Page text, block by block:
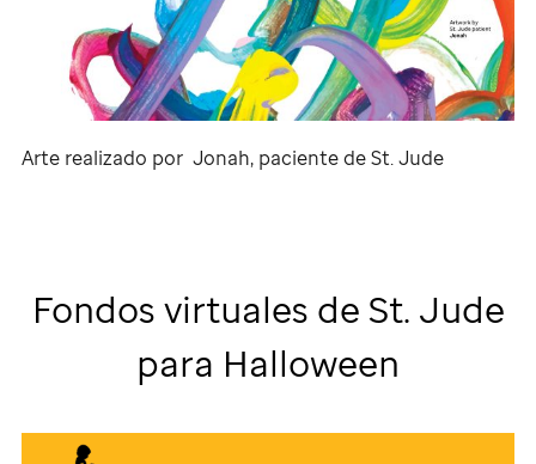
Arte realizado por Jonah, paciente deSt. Jude
Fondos virtuales deSt. Jude
para Halloween